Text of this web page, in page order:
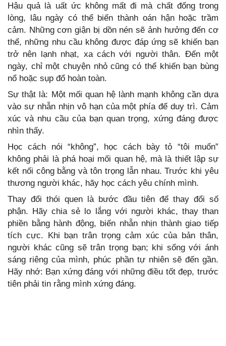
Hậu quả là uất ức không mất đi mà chất đống trong
lòng, lâu ngày có thể biến thành oán hận hoặc trầm
cảm. Những cơn giận bị dồn nén sẽ ảnh hưởng đến cơ
thể, những nhu cầu không được đáp ứng sẽ khiến bạn
trở nên lạnh nhạt, xa cách với người thân. Đến một
ngày, chỉ một chuyện nhỏ cũng có thể khiến bạn bùng
nổ hoặc sụp đổ hoàn toàn.
Sự thật là: Một mối quan hệ lành mạnh không cần dựa
vào sự nhẫn nhịn vô hạn của một phía để duy trì. Cảm
xúc và nhu cầu của bạn quan trọng, xứng đáng được
nhìn thấy.
Học cách nói “không”, học cách bày tỏ “tôi muốn”
không phải là phá hoại mối quan hệ, mà là thiết lập sự
kết nối công bằng và tôn trọng lẫn nhau. Trước khi yêu
thương người khác, hãy học cách yêu chính mình.
Thay đổi thói quen là bước đầu tiên để thay đổi số
phận. Hãy chia sẻ lo lắng với người khác, thay than
phiền bằng hành động, biến nhẫn nhịn thành giao tiếp
tích cực. Khi bạn trân trọng cảm xúc của bản thân,
người khác cũng sẽ trân trọng bạn; khi sống với ánh
sáng riêng của mình, phúc phần tự nhiên sẽ đến gần.
Hãy nhớ: Bạn xứng đáng với những điều tốt đẹp, trước
tiên phải tin rằng mình xứng đáng.